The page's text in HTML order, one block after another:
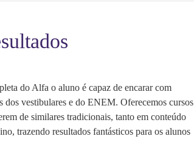
do Alfa o aluno é capaz de encarar com
dos vestibulares e do ENEM. Oferecemos cursos
de similares tradicionais, tanto em conteúdo
trazendo resultados fantásticos para os alunos